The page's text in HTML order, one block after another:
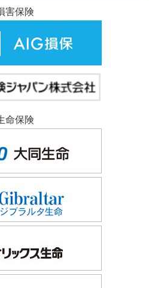
害保険
命保険